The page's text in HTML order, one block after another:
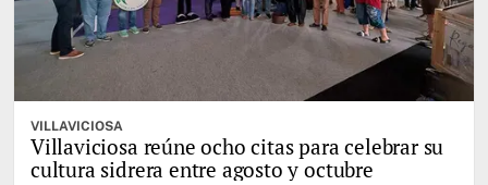
VILLAVICIOSA
Villaviciosa reúne ocho citas para celebrar su
cultura sidrera entre agosto y octubre